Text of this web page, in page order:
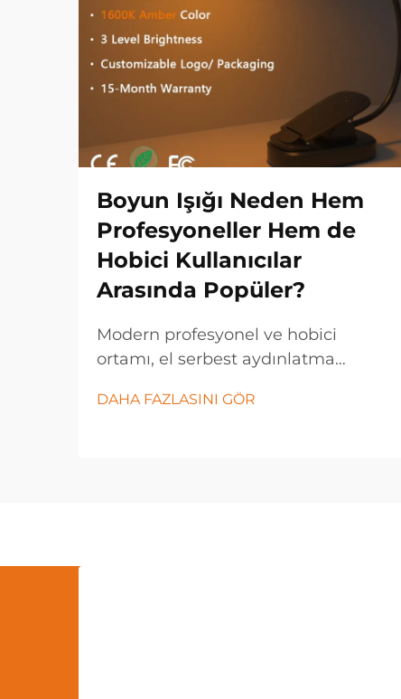
Boyun Işığı Neden Hem
Profesyoneller Hem de
Hobici Kullanıcılar
Arasında Popüler?
Modern profesyonel ve hobici
ortamı, el serbest aydınlatma
dönüş yaşadı; bu bağlamda boyun
DAHA FAZLASINI GÖR